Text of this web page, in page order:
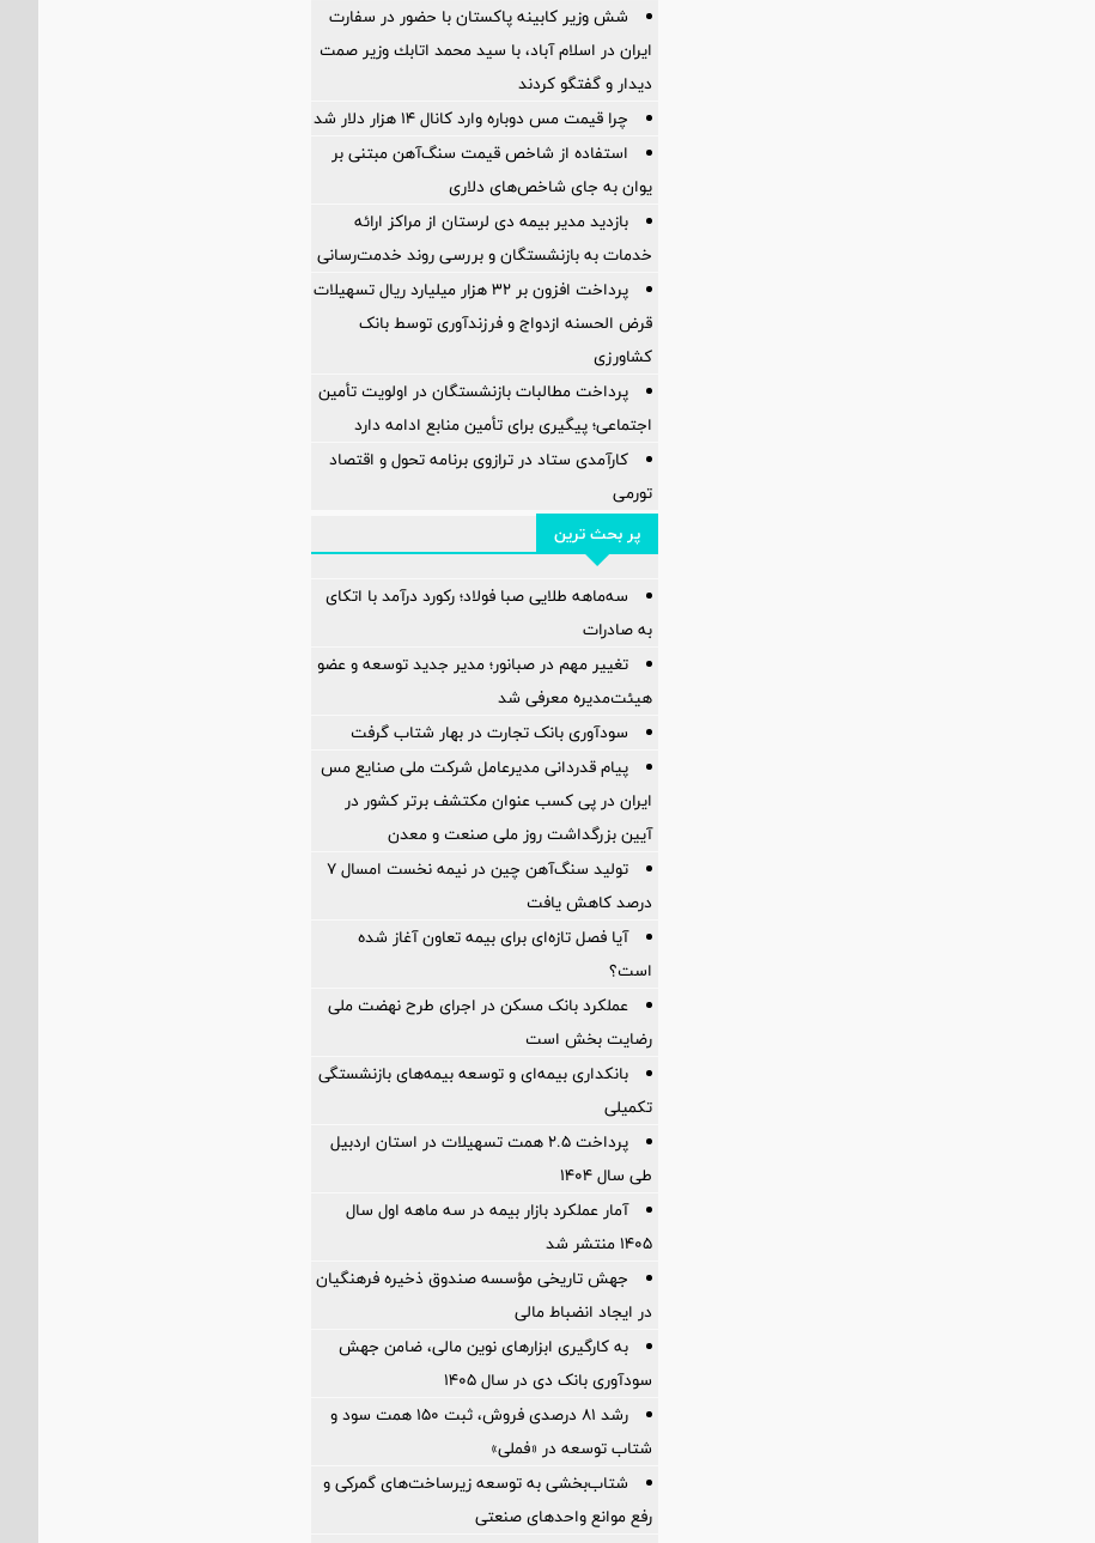
شش وزیر کابینه پاکستان با حضور در سفارت
ایران در اسلام آباد، با سيد محمد اتابك وزير صمت
ديدار و گفتگو كردند
چرا قیمت مس دوباره وارد کانال ۱۴ هزار دلار شد
استفاده از شاخص قیمت سنگ‌آهن مبتنی بر
یوان به جای شاخص‌های دلاری
بازدید مدیر بیمه دی لرستان از مراکز ارائه
خدمات به بازنشستگان و بررسی روند خدمت‌رسانی
پرداخت افزون بر 32 هزار میلیارد ریال تسهیلات
قرض الحسنه ازدواج و فرزندآوری توسط بانک
کشاورزی
پرداخت مطالبات بازنشستگان در اولویت تأمین
اجتماعی؛ پیگیری برای تأمین منابع ادامه دارد
کارآمدی ستاد در ترازوی برنامه تحول و اقتصاد
تورمی
پر بحث ترین
سه‌ماهه طلایی صبا فولاد؛ رکورد درآمد با اتکای
به صادرات
تغییر مهم در صبانور؛ مدیر جدید توسعه و عضو
هیئت‌مدیره معرفی شد
سودآوری بانک تجارت در بهار شتاب گرفت
پیام قدردانی مدیرعامل شرکت ملی صنایع مس
ایران در پی کسب عنوان مکتشف برتر کشور در
آیین بزرگداشت روز ملی صنعت و معدن
تولید سنگ‌آهن چین در نیمه نخست امسال ۷
درصد کاهش یافت
آیا فصل تازه‌ای برای بیمه تعاون آغاز شده
است؟
عملکرد بانک مسکن در اجرای طرح نهضت ملی
رضایت بخش است
بانکداری بیمه‌ای و توسعه بیمه‌های بازنشستگی
تکمیلی
پرداخت ۲.۵ همت تسهیلات در استان اردبیل
طی سال ۱۴۰۴
آمار عملكرد بازار بیمه در سه ماهه اول سال
1405 منتشر شد
جهش تاریخی مؤسسه صندوق ذخیره فرهنگیان
در ایجاد انضباط مالی
به کارگیری ابزارهای نوین مالی، ضامن جهش
سودآوری بانک دی در سال ۱۴۰۵
رشد ۸۱ درصدی فروش، ثبت ۱۵۰ همت سود و
شتاب توسعه در «فملی»
شتاب‌بخشی به توسعه زیرساخت‌های گمركی و
رفع موانع واحدهای صنعتی